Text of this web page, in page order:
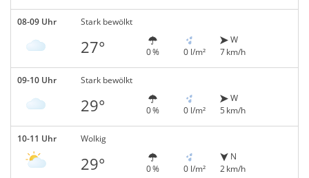
08-09 Uhr Stark bewölkt
27° 0 % 0 l/m²
W
7 km/h
09-10 Uhr Stark bewölkt
29° 0 % 0 l/m²
W
5 km/h
10-11 Uhr Wolkig
29° 0 % 0 l/m²
N
2 km/h